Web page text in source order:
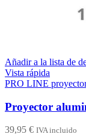
Añadir a la lista de
Vista rápida
PRO LINE
Proyector
39,95 € IVA incluido